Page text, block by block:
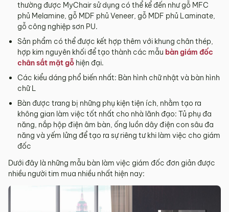
thường được MyChair sử dụng có thể kể đến như gỗ MFC
phủ Melamine, gỗ MDF phủ Veneer, gỗ MDF phủ Laminate,
gỗ công nghiệp sơn PU.
Sản phẩm có thể được kết hợp thêm với khung chân thép,
hợp kim nguyên khối để tạo thành các mẫu bàn giám đốc
chân sắt mặt gỗ hiện đại.
Các kiểu dáng phổ biến nhất: Bàn hình chữ nhật và bàn hình
chữ L
Bàn được trang bị những phụ kiện tiện ích, nhằm tạo ra
không gian làm việc tốt nhất cho nhà lãnh đạo: Tủ phụ đa
năng, nắp hộp điện âm bàn, ống luồn dây điện con sâu đa
năng và yếm lửng để tạo ra sự riêng tư khi làm việc cho giám
đốc
Dưới đây là những mẫu bàn làm việc giám đốc đơn giản được
nhiều người tim mua nhiều nhất hiện nay: